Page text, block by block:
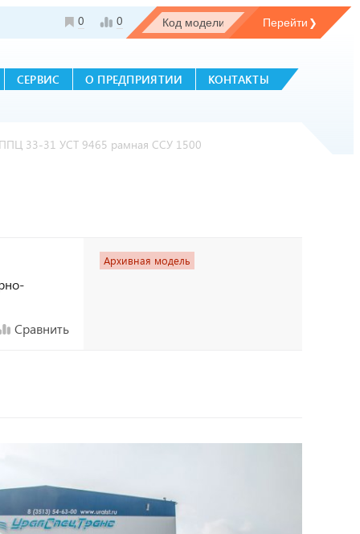
0 0
СЕРВИС О ПРЕДПРИЯТИИ КОНТАКТЫ
ППЦ 33-31 УСТ 9465 рамная ССУ 1500
Сравнить
Архивная модель